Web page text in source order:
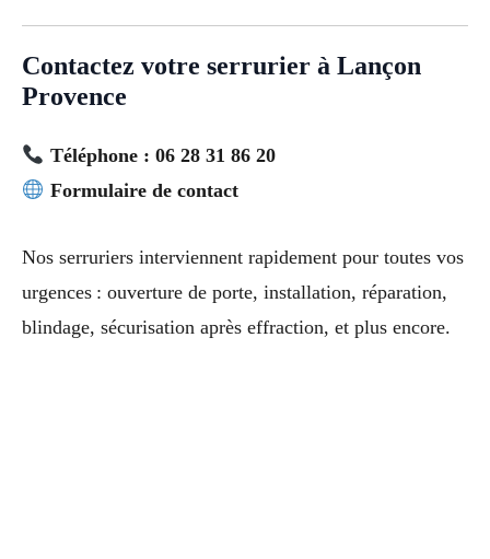
Contactez votre serrurier à Lançon
Provence
Téléphone : 06 28 31 86 20
Formulaire de contact
Nos serruriers interviennent rapidement pour toutes vos
urgences : ouverture de porte, installation, réparation,
blindage, sécurisation après effraction, et plus encore.